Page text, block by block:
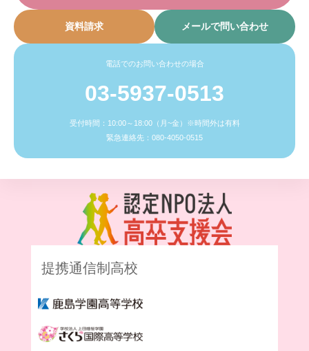
資料請求 メールで問い合わせ
電話でのお問い合わせの場合
03-5937-0513
受付時間：10:00～18:00（月~金）※時間外は有料
緊急連絡先：080-4050-0515
提携通信制高校